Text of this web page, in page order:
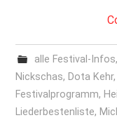
alle Festival-Infos,
Nickschas, Dota Kehr,
Festivalprogramm,
Liederbestenliste,